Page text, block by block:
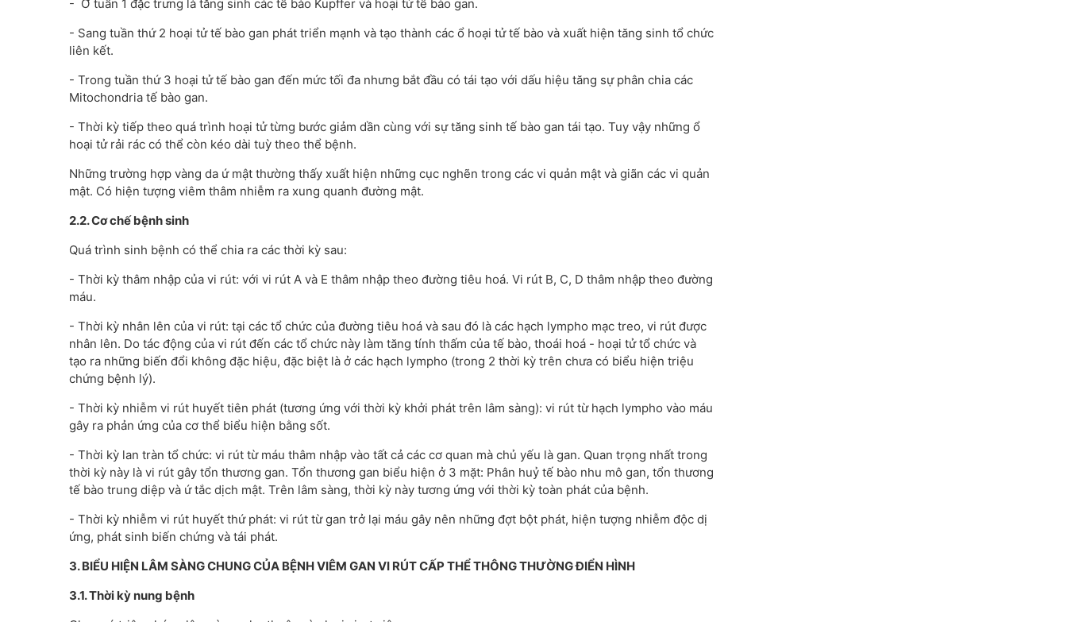
- Ở tuần 1 đặc trưng là tăng sinh các tế bào Kupffer và hoại tử tế bào gan.
- Sang tuần thứ 2 hoại tử tế bào gan phát triển mạnh và tạo thành các ổ hoại tử tế bào và xuất hiện tăng sinh tổ chức
liên kết.
- Trong tuần thứ 3 hoại tử tế bào gan đến mức tối đa nhưng bắt đầu có tái tạo với dấu hiệu tăng sự phân chia các
Mitochondria tế bào gan.
- Thời kỳ tiếp theo quá trình hoại tử từng bước giảm dần cùng với sự tăng sinh tế bào gan tái tạo. Tuy vậy những ổ
hoại tử rải rác có thể còn kéo dài tuỳ theo thể bệnh.
Những trường hợp vàng da ứ mật thường thấy xuất hiện những cục nghẽn trong các vi quản mật và giãn các vi quản
mật. Có hiện tượng viêm thâm nhiễm ra xung quanh đường mật.
2.2. Cơ chế bệnh sinh
Quá trình sinh bệnh có thể chia ra các thời kỳ sau:
- Thời kỳ thâm nhập của vi rút: với vi rút A và E thâm nhập theo đường tiêu hoá. Vi rút B, C, D thâm nhập theo đường
máu.
- Thời kỳ nhân lên của vi rút: tại các tổ chức của đường tiêu hoá và sau đó là các hạch lympho mạc treo, vi rút được
nhân lên. Do tác động của vi rút đến các tổ chức này làm tăng tính thấm của tế bào, thoái hoá - hoại tử tổ chức và
tạo ra những biến đổi không đặc hiệu, đặc biệt là ở các hạch lympho (trong 2 thời kỳ trên chưa có biểu hiện triệu
chứng bệnh lý).
- Thời kỳ nhiễm vi rút huyết tiên phát (tương ứng với thời kỳ khởi phát trên lâm sàng): vi rút từ hạch lympho vào máu
gây ra phản ứng của cơ thể biểu hiện bằng sốt.
- Thời kỳ lan tràn tổ chức: vi rút từ máu thâm nhập vào tất cả các cơ quan mà chủ yếu là gan. Quan trọng nhất trong
thời kỳ này là vi rút gây tổn thương gan. Tổn thương gan biểu hiện ở 3 mặt: Phân huỷ tế bào nhu mô gan, tổn thương
tế bào trung diệp và ứ tắc dịch mật. Trên lâm sàng, thời kỳ này tương ứng với thời kỳ toàn phát của bệnh.
- Thời kỳ nhiễm vi rút huyết thứ phát: vi rút từ gan trở lại máu gây nên những đợt bột phát, hiện tượng nhiễm độc dị
ứng, phát sinh biến chứng và tái phát.
3. BIỂU HIỆN LÂM SÀNG CHUNG CỦA BỆNH VIÊM GAN VI RÚT CẤP THỂ THÔNG THƯỜNG ĐIỂN HÌNH
3.1. Thời kỳ nung bệnh